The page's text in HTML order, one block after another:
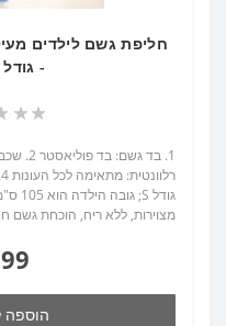
חליפת גשם לילדים
- גודל S צבע כחול
מצוירות, ללא ריח, הוכחת גשם חומצית
הוספה